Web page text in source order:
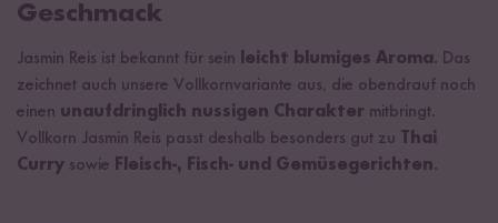
Geschmack
Jasmin Reis ist bekannt für sein leicht blumiges Aroma. Das
zeichnet auch unsere Vollkornvariante aus, die obendrauf noch
einen unaufdringlich nussigen Charakter mitbringt.
Vollkorn Jasmin Reis passt deshalb besonders gut zu
Thai
Curry sowie Fleisch-, Fisch- und Gemüsegerichten.